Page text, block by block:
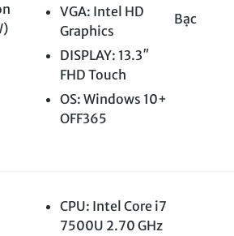
VGA: Intel HD
Graphics
DISPLAY: 13.3″
FHD Touch
OS: Windows 10+
OFF365
Bạc
CPU: Intel Core i7
7500U 2.70 GHz